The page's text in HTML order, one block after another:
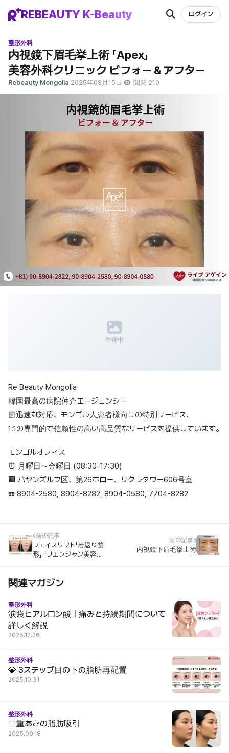
REBEAUTY K-Beauty ログイン
整形外科
内視鏡下眉毛挙上術 「Apex」
美容外科クリニック ビフォー＆アフター
Rebeauty Mongolia·2025年08月15日 · 閲覧 210
準備中
Re Beauty Mongolia
韓国最高の病院仲介エージェンシー
🏻迅速な対応、モンゴル人患者様向けの特別サービス、
1:1の専門的で信頼性の高い高品質なサービスを提供しています。
モンゴルオフィス
⏰ 月曜日〜金曜日 (08:30-17:30)
🏢 バヤンズルフ区、第26ホロー、サクラタワー606号室
☎️ 8904-2580, 8904-8282, 8904-0580, 7704-8282
前の記事
フェイスリフト「若返り整
形」-「リエンジャン美容外
次の記事
内視鏡下眉毛挙上術
関連マガジン
整形外科
涙袋ヒアルロン酸｜痛みと持続期間について
詳しく解説
2025.12.26
整形外科
💎 3ステップ目の下の脂肪再配置
2025.10.31
整形外科
二重あごの脂肪吸引
2025.09.18